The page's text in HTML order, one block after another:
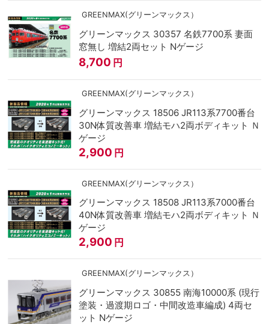
GREENMAX(グリーンマックス）
グリーンマックス 30357 名鉄7700系 妻面
窓無し 増結2両セット Nゲージ
8,700 円
GREENMAX(グリーンマックス）
グリーンマックス 18506 JR113系7700番台
30N体質改善車 増結モハ2両ボディキット Ｎ
ゲージ
2,900 円
GREENMAX(グリーンマックス）
グリーンマックス 18508 JR113系7000番台
40N体質改善車 増結モハ2両ボディキット Ｎ
ゲージ
2,900 円
GREENMAX(グリーンマックス）
グリーンマックス 30855 南海10000系 (現行
塗装・過渡期ロゴ・中間改造車編成) 4両セ
ット Nゲージ